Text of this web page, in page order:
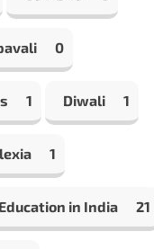
0
1 Diwali 1
1
Education in India 21